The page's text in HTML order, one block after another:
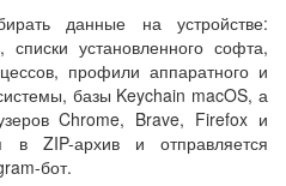
данные на устройстве:
установленного софта,
профили аппаратного и
базы Keychain macOS, а
Chrome, Brave, Firefox и
ZIP-архив и отправляется
бот.